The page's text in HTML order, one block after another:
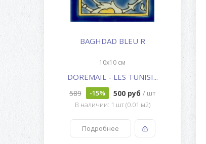
BAGHDAD BLEU R
10x10 см
DOREMAIL - LES TUNISI...
589 -15% 500 руб / шт
В наличии: 1 шт (0.01 м2)
Подробнее